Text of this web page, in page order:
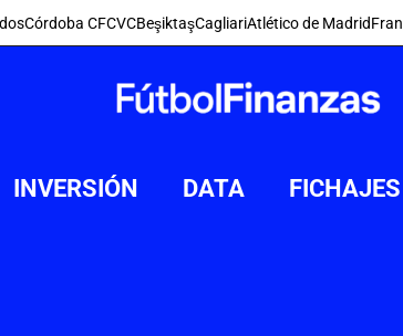
Córdoba CFCVCBeşiktaşCagliariAtlético de Madrid
INVERSIÓN DATA FICHAJES